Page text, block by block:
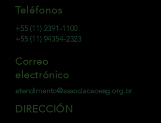
Teléfonos
+55 (11) 2391-1100
+55 (11) 94354-2323
Correo
electrónico
atendimento@associacaoesg.org.br
DIRECCIÓN